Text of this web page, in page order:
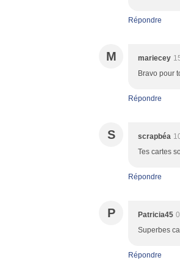
Répondre
M mariecey
Bravo pour
Répondre
S scrapbéa
Tes cartes
Répondre
P Patricia45
Superbes
Répondre